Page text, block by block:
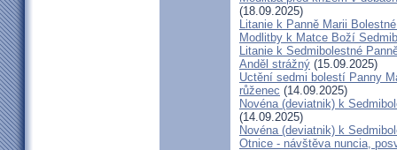
(18.09.2025)
Litanie k Panně Marii
Modlitby k Matce Boží
Litanie k Sedmibolestné
Anděl strážný (15.09.2025)
Uctění sedmi bolestí Panny
růženec (14.09.2025)
Novéna (deviatnik) k
(14.09.2025)
Novéna (deviatnik) k
Otnice - návštěva nuncia,